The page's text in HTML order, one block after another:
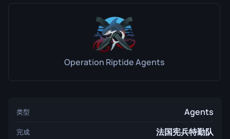
Operation Riptide Agents
类型 Agents
完成 法国宪兵特勤队